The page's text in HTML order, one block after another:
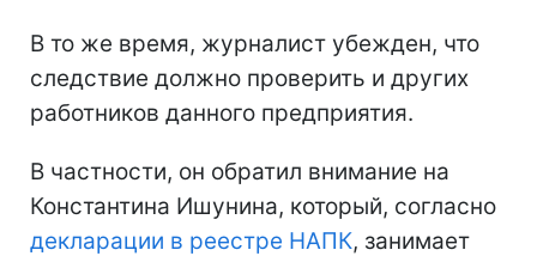
В то же время, журналист убежден, что
следствие должно проверить и других
работников данного предприятия.
В частности, он обратил внимание на
Константина Ишунина, который, согласно
декларации в реестре НАПК, занимает